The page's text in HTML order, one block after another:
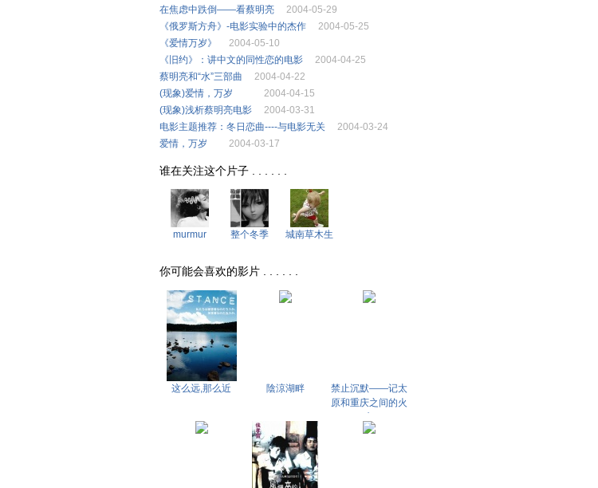
在焦虑中跌倒——看蔡明亮
2004-05-29
《俄罗斯方舟》-电影实验中的杰作
2004-05-25
《爱情万岁》
2004-05-10
《旧约》：讲中文的同性恋的电影
2004-04-25
蔡明亮和“水”三部曲
2004-04-22
(现象)爱情，万岁
2004-04-15
(现象)浅析蔡明亮电影
2004-03-31
电影主题推荐：冬日恋曲----与电影无关
2004-03-24
爱情，万岁
2004-03-17
谁在关注这个片子 . . . . . .
murmur 整个冬季 城南草木生
你可能会喜欢的影片 . . . . . .
这么远,那么近 陰涼湖畔
禁止沉默——记太
原和重庆之间的火
车